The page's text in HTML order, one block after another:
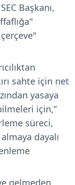
Başkanı,
sahte için net
yasaya
için,”
süreci,
dayalı
gelmeden